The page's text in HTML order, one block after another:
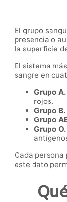
El grupo
presencia o
la superficie
El sistema
sangre en
Grupo A.
rojos.
Grupo B.
Grupo
Grupo O.
Cada persona
este dato